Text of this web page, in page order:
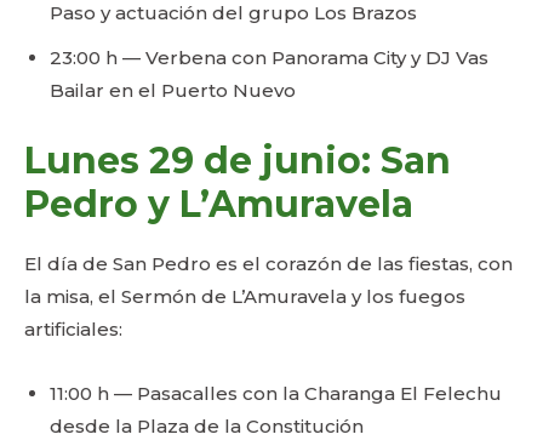
Paso y actuación del grupo Los Brazos
23:00 h — Verbena con Panorama City y DJ Vas
Bailar en el Puerto Nuevo
Lunes 29 de junio: San
Pedro y L’Amuravela
El día de San Pedro es el corazón de las fiestas, con
la misa, el Sermón de L’Amuravela y los fuegos
artificiales:
11:00 h — Pasacalles con la Charanga El Felechu
desde la Plaza de la Constitución